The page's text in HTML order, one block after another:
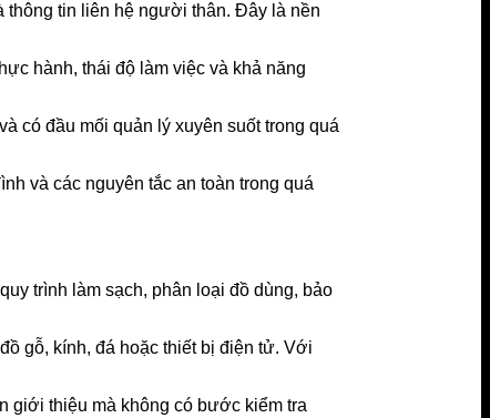
thông tin liên hệ người thân. Đây là nền
hành, thái độ làm việc và khả năng
có đầu mối quản lý xuyên suốt trong quá
và các nguyên tắc an toàn trong quá
trình làm sạch, phân loại đồ dùng, bảo
gỗ, kính, đá hoặc thiết bị điện tử. Với
giới thiệu mà không có bước kiểm tra